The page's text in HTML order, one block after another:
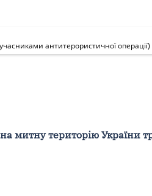
антитерористичної операції)